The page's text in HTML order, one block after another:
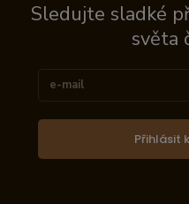
Sledujte sladké
světa
Přihlásit